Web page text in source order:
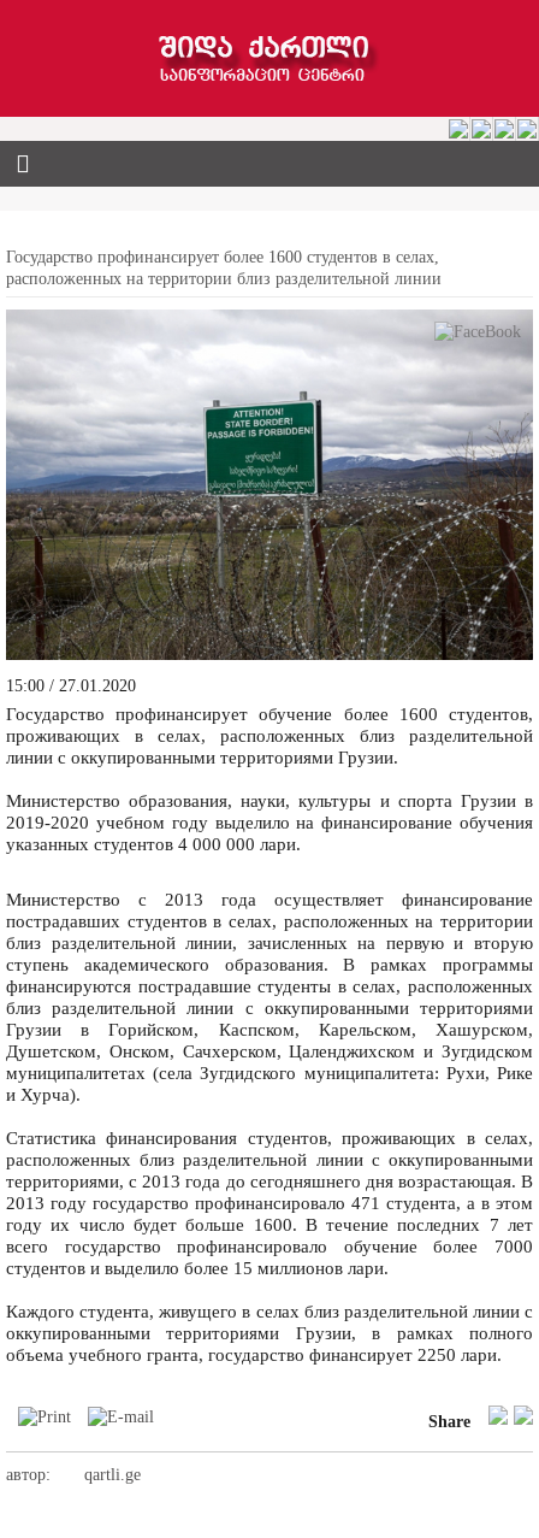
Государство профинансирует более 1600 студентов в селах,
расположенных на территории близ разделительной линии
15:00 / 27.01.2020
Государство профинансирует обучение более 1600 студентов,
проживающих в селах, расположенных близ разделительной
линии с оккупированными территориями Грузии.
Министерство образования, науки, культуры и спорта Грузии в
2019-2020 учебном году выделило на финансирование обучения
указанных студентов 4 000 000 лари.
Министерство с 2013 года осуществляет финансирование
пострадавших студентов в селах, расположенных на территории
близ разделительной линии, зачисленных на первую и вторую
ступень академического образования. В рамках программы
финансируются пострадавшие студенты в селах, расположенных
близ разделительной линии с оккупированными территориями
Грузии в Горийском, Каспском, Карельском, Хашурском,
Душетском, Онском, Сачхерском, Цаленджихском и Зугдидском
муниципалитетах (села Зугдидского муниципалитета: Рухи, Рике
и Хурча).
Статистика финансирования студентов, проживающих в селах,
расположенных близ разделительной линии с оккупированными
территориями, с 2013 года до сегодняшнего дня возрастающая. В
2013 году государство профинансировало 471 студента, а в этом
году их число будет больше 1600. В течение последних 7 лет
всего государство профинансировало обучение более 7000
студентов и выделило более 15 миллионов лари.
Каждого студента, живущего в селах близ разделительной линии с
оккупированными территориями Грузии, в рамках полного
объема учебного гранта, государство финансирует 2250 лари.
Share
автор: qartli.ge